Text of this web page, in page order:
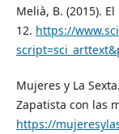
Melià, B. (2015).
12. https://
Mujeres y La
Zapatista con las
https://